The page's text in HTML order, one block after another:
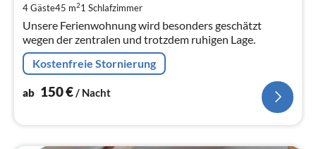
4 Gäste45 m21 Schlafzimmer
Unsere Ferienwohnung wird besonders geschätzt
wegen der zentralen und trotzdem ruhigen Lage.
Kostenfreie Stornierung
ab 150€ / Nacht